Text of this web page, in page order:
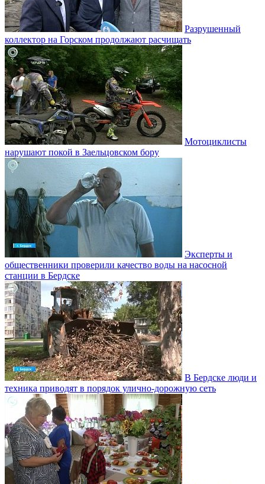
Разрушенный
коллектор на Горском продолжают расчищать
Мотоциклисты
нарушают покой в Заельцовском бору
Эксперты и
общественники проверили качество воды на насосной
станции в Бердске
В Бердске люди и
техника приводят в порядок улично‑дорожную сеть